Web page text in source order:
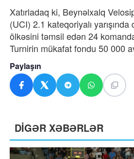
Xatırladaq ki, Beynəlxalq
(UCI) 2.1 kateqoriyalı yarışında
ölkəsini təmsil edən 24
Turnirin mükafat fondu 50 000
Paylaşın
DİGƏR XƏBƏRLƏR